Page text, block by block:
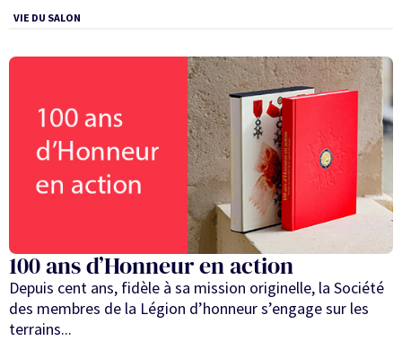
VIE DU SALON
100 ans d’Honneur en action
Depuis cent ans, fidèle à sa mission originelle, la Société
des membres de la Légion d’honneur s’engage sur les
terrains...